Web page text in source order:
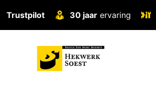
Trustpilot 30 jaar ervaring